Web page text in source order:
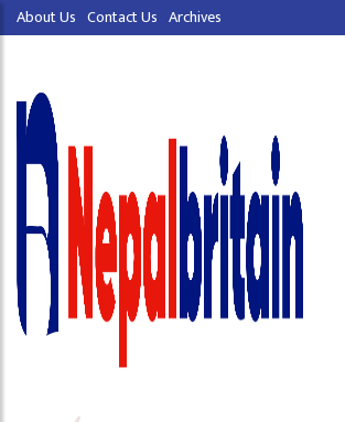
About Us Contact Us Archives